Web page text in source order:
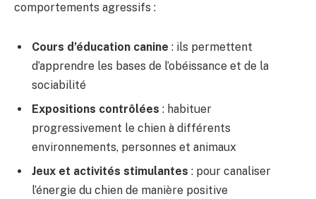
comportements agressifs :
Cours d’éducation canine : ils permettent
d’apprendre les bases de l’obéissance et de la
sociabilité
Expositions contrôlées : habituer
progressivement le chien à différents
environnements, personnes et animaux
Jeux et activités stimulantes : pour canaliser
l’énergie du chien de manière positive